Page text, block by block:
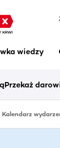
wiedzy
Przekaż
Kalendarz